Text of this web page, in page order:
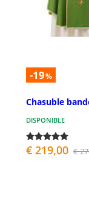
-19%
Chasuble
DISPONIBLE
€ 219,00 €